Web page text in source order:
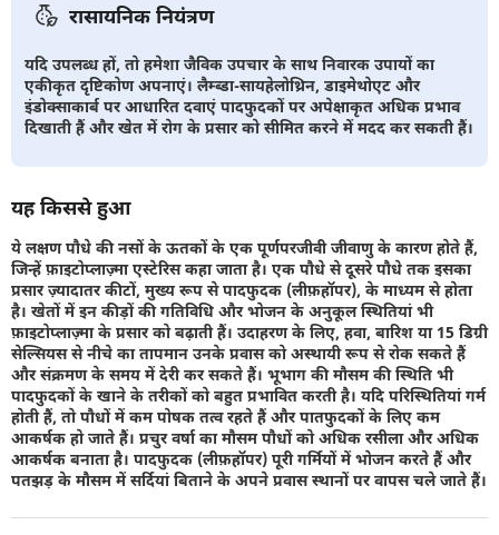
रासायनिक नियंत्रण
यदि उपलब्ध हों, तो हमेशा जैविक उपचार के साथ निवारक उपायों का
एकीकृत दृष्टिकोण अपनाएं। लैम्ब्डा-सायहेलोथ्रिन, डाइमेथोएट और
इंडोक्साकार्ब पर आधारित दवाएं पादफुदकों पर अपेक्षाकृत अधिक प्रभाव
दिखाती हैं और खेत में रोग के प्रसार को सीमित करने में मदद कर सकती हैं।
यह किससे हुआ
ये लक्षण पौधे की नसों के ऊतकों के एक पूर्णपरजीवी जीवाणु के कारण होते हैं,
जिन्हें फ़ाइटोप्लाज़्मा एस्टेरिस कहा जाता है। एक पौधे से दूसरे पौधे तक इसका
प्रसार ज़्यादातर कीटों, मुख्य रूप से पादफुदक (लीफ़हॉपर), के माध्यम से होता
है। खेतों में इन कीड़ों की गतिविधि और भोजन के अनुकूल स्थितियां भी
फ़ाइटोप्लाज़्मा के प्रसार को बढ़ाती हैं। उदाहरण के लिए, हवा, बारिश या 15 डिग्री
सेल्सियस से नीचे का तापमान उनके प्रवास को अस्थायी रूप से रोक सकते हैं
और संक्रमण के समय में देरी कर सकते हैं। भूभाग की मौसम की स्थिति भी
पादफुदकों के खाने के तरीकों को बहुत प्रभावित करती है। यदि परिस्थितियां गर्म
होती हैं, तो पौधों में कम पोषक तत्व रहते हैं और पातफुदकों के लिए कम
आकर्षक हो जाते हैं। प्रचुर वर्षा का मौसम पौधों को अधिक रसीला और अधिक
आकर्षक बनाता है। पादफुदक (लीफ़हॉपर) पूरी गर्मियों में भोजन करते हैं और
पतझड़ के मौसम में सर्दियां बिताने के अपने प्रवास स्थानों पर वापस चले जाते हैं।